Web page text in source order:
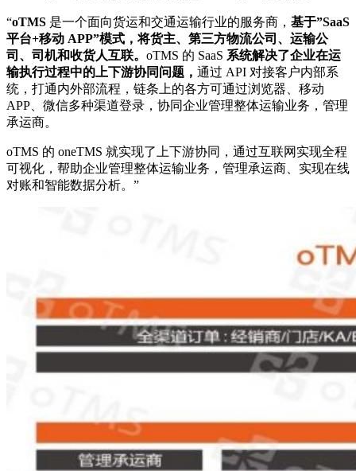
“oTMS 是一个面向货运和交通运输行业的服务商， 基于”SaaS
平台+移动 APP”模式，将货主、第三方物流公司、运输公
司、司机和收货人互联。 oTMS 的 SaaS 系统解决了企业在运
输执行过程中的上下游协同问题， 通过 API 对接客户内部系
统，打通内外部流程，链条上的各方可通过浏览器、移动
APP、微信多种渠道登录，协同企业管理整体运输业务，管理
承运商。
oTMS 的 oneTMS 就实现了上下游协同，通过互联网实现全程
可视化，帮助企业管理整体运输业务，管理承运商、实现在线
对账和智能数据分析。”